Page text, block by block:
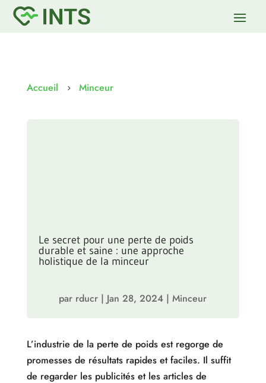
Accueil 5 Minceur
Le secret pour une perte de poids
durable et saine : une approche
holistique de la minceur
par rducr | Jan 28, 2024 |Minceur
L’industrie de la perte de poids est regorge de
promesses de résultats rapides et faciles. Il suffit
de regarder les publicités et les articles de